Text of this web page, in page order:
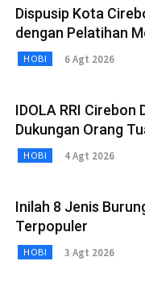
Dispusip Kota
dengan Pelatihan
HOBI 6 Agt 2026
IDOLA RRI
Dukungan Orang
HOBI 4 Agt 2026
Inilah 8 Jenis
Terpopuler
HOBI 3 Agt 2026